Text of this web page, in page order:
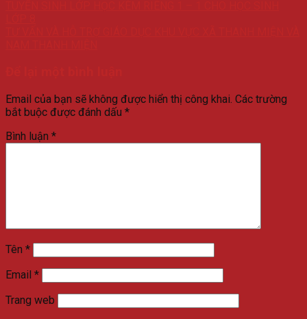
Email của bạn sẽ không được hiển thị công khai. Các trường
bắt buộc được đánh dấu *
Bình luận *
Tên *
Email *
Trang web